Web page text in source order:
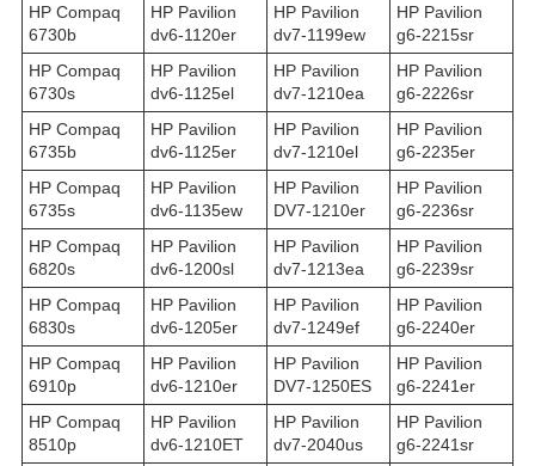
HP Compaq
6730b
HP Pavilion
dv6-1120er
HP Pavilion
dv7-1199ew
HP Pavilion
g6-2215sr
HP Compaq
6730s
HP Pavilion
dv6-1125el
HP Pavilion
dv7-1210ea
HP Pavilion
g6-2226sr
HP Compaq
6735b
HP Pavilion
dv6-1125er
HP Pavilion
dv7-1210el
HP Pavilion
g6-2235er
HP Compaq
6735s
HP Pavilion
dv6-1135ew
HP Pavilion
DV7-1210er
HP Pavilion
g6-2236sr
HP Compaq
6820s
HP Pavilion
dv6-1200sl
HP Pavilion
dv7-1213ea
HP Pavilion
g6-2239sr
HP Compaq
6830s
HP Pavilion
dv6-1205er
HP Pavilion
dv7-1249ef
HP Pavilion
g6-2240er
HP Compaq
6910p
HP Pavilion
dv6-1210er
HP Pavilion
DV7-1250ES
HP Pavilion
g6-2241er
HP Compaq
8510p
HP Pavilion
dv6-1210ET
HP Pavilion
dv7-2040us
HP Pavilion
g6-2241sr